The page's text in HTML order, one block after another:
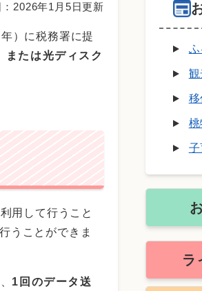
2026年1月5日更新
）に税務署に提
たは光ディスク
用して行うこと
うことができま
1回のデータ送
ふ
観
移
桃
子
ラ